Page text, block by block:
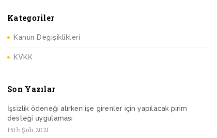
Kategoriler
Kanun Değişiklikleri
KVKK
Son Yazılar
İşsizlik ödeneği alırken işe girenler için yapılacak pirim
desteği uygulaması
15th Şub 2021